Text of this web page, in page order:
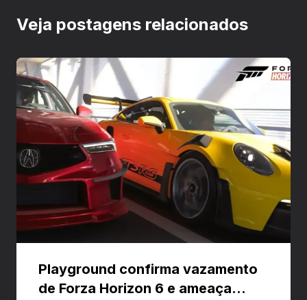
Veja postagens relacionados
Playground confirma vazamento
de Forza Horizon 6 e ameaça